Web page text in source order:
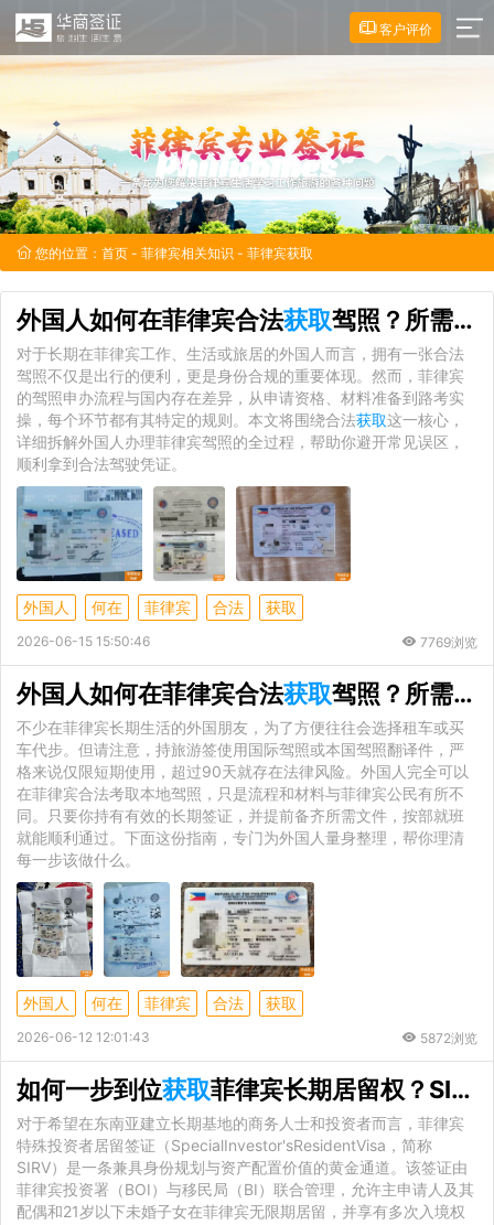
客户评价
您的位置： 首页 - 菲律宾相关知识 - 菲律宾获取
外国人如何在菲律宾合法获取驾照？所需材料与注意事项
对于长期在菲律宾工作、生活或旅居的外国人而言，拥有一张合法
驾照不仅是出行的便利，更是身份合规的重要体现。然而，菲律宾
的驾照申办流程与国内存在差异，从申请资格、材料准备到路考实
操，每个环节都有其特定的规则。本文将围绕合法获取这一核心，
详细拆解外国人办理菲律宾驾照的全过程，帮助你避开常见误区，
顺利拿到合法驾驶凭证。
外国人 何在 菲律宾 合法 获取
2026-06-15 15:50:46 7769浏览
外国人如何在菲律宾合法获取驾照？所需材料与注意事项
不少在菲律宾长期生活的外国朋友，为了方便往往会选择租车或买
车代步。但请注意，持旅游签使用国际驾照或本国驾照翻译件，严
格来说仅限短期使用，超过90天就存在法律风险。外国人完全可以
在菲律宾合法考取本地驾照，只是流程和材料与菲律宾公民有所不
同。只要你持有有效的长期签证，并提前备齐所需文件，按部就班
就能顺利通过。下面这份指南，专门为外国人量身整理，帮你理清
每一步该做什么。
外国人 何在 菲律宾 合法 获取
2026-06-12 12:01:43 5872浏览
如何一步到位获取菲律宾长期居留权？SIRV投资签证的资金审查与背景调查深度避坑指南
对于希望在东南亚建立长期基地的商务人士和投资者而言，菲律宾
特殊投资者居留签证（SpecialInvestor'sResidentVisa，简称
SIRV）是一条兼具身份规划与资产配置价值的黄金通道。该签证由
菲律宾投资署（BOI）与移民局（BI）联合管理，允许主申请人及其
配偶和21岁以下未婚子女在菲律宾无限期居留，并享有多次入境权